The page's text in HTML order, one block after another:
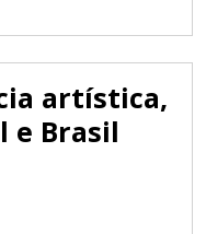
artística,
e Brasil